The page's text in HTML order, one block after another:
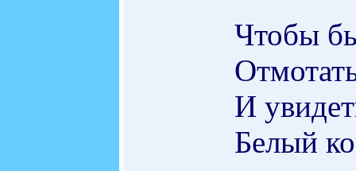
Чтобы
И
Белый